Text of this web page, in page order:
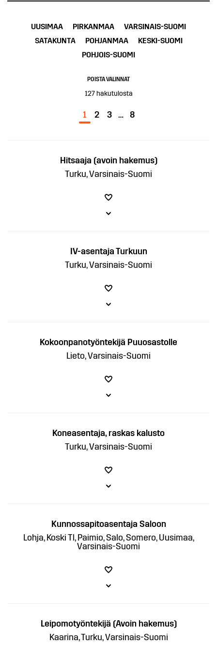
UUSIMAA PIRKANMAA
VARSINAIS-SUOMI
SATAKUNTA
POHJANMAA
KESKI-SUOMI
POHJOIS-SUOMI
POISTA VALINNAT
127hakutulosta
1 2 3 … 8
Hitsaaja (avoin hakemus)
Turku, Varsinais-Suomi
IV-asentaja Turkuun
Turku, Varsinais-Suomi
Kokoonpanotyöntekijä Puuosastolle
Lieto, Varsinais-Suomi
Koneasentaja, raskas kalusto
Turku, Varsinais-Suomi
Kunnossapitoasentaja Saloon
Lohja, Koski Tl, Paimio, Salo, Somero, Uusimaa,
Varsinais-Suomi
Leipomotyöntekijä (Avoin hakemus)
Kaarina, Turku, Varsinais-Suomi